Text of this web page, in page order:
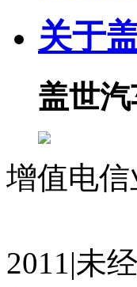
关于
盖世
增值电
2011|未